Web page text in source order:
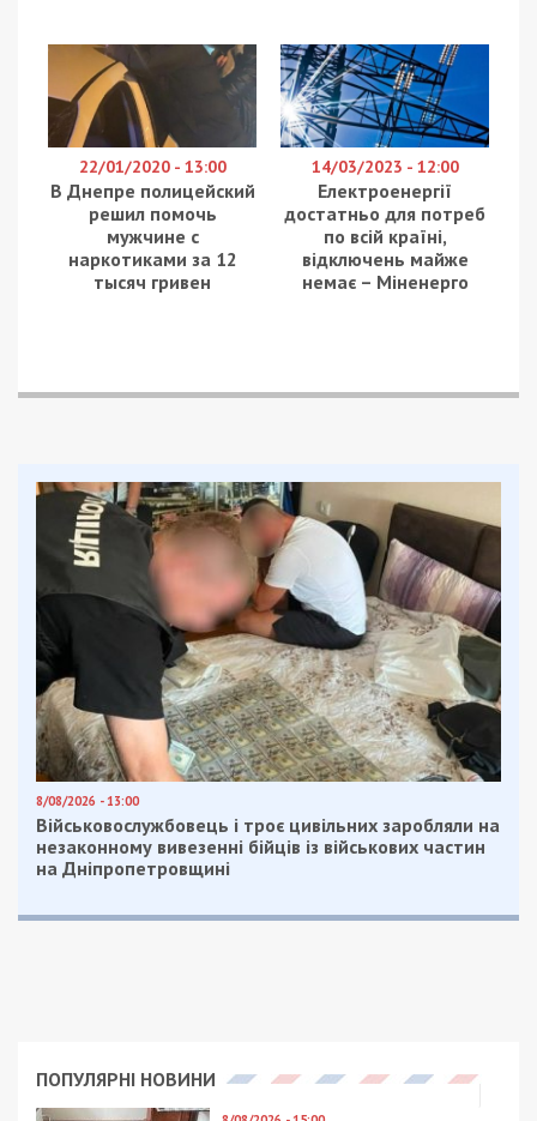
Протягом дня 13 серпня під ударом був
Нікопольський район. Агресор поцілив
артилерією та FPV-дронами. Атакував Нікополь,
Мирівську, Покровську, Марганецьку,
Червоногригорівську громади.
Постраждала 44-річна жінка: вона на
амбулаторному лікуванні.
В районі пошкоджені дачний будинок, авто, лінія
електропередач. Зайнялися господарська
По Покровській громаді Синельниківського
Слов’янській громаді противник влучив
безпілотником- там горіло авто.
Нагадаємо, раніше ми повідомляли про те, що
ворог атакував громади Нікопольського району
протягом дня артилерією та FPV-дронами.
Facebook
Telegram
Twitter
WhatsApp
ViberEmail
Категории:Суспільство| Метки:війна,
обстріл
Рекламні блоки дають нам змогу
залишатися незалежними ЗМІ, а вам -
отримувати найсвіжіші новини під ними.
за останніми новинами!